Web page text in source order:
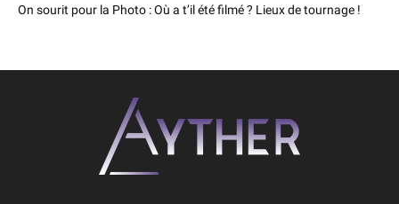
On sourit pour la Photo : Où a t’il été filmé ? Lieux de tournage !